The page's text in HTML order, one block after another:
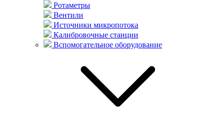
Ротаметры
Вентили
Источники микропотока
Калибровочные станции
Вспомогательное оборудование